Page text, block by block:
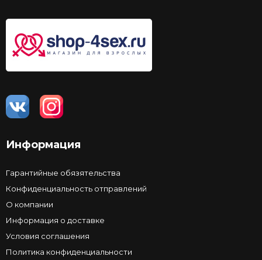
Информация
Гарантийные обязятельства
Конфиденциальность отправлений
О компании
Информация о доставке
Условия соглашения
Политика конфиденциальности